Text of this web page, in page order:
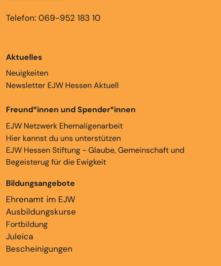
Telefon: 069-952 183 10
Aktuelles
Neuigkeiten
Newsletter EJW Hessen Aktuell
Freund*innen und Spender*innen
EJW Netzwerk Ehemaligenarbeit
Hier kannst du uns unterstützen
EJW Hessen Stiftung - Glaube, Gemeinschaft und
Begeisterug für die Ewigkeit
Bildungsangebote
Ehrenamt im EJW
Ausbildungskurse
Fortbildung
Juleica
Bescheinigungen